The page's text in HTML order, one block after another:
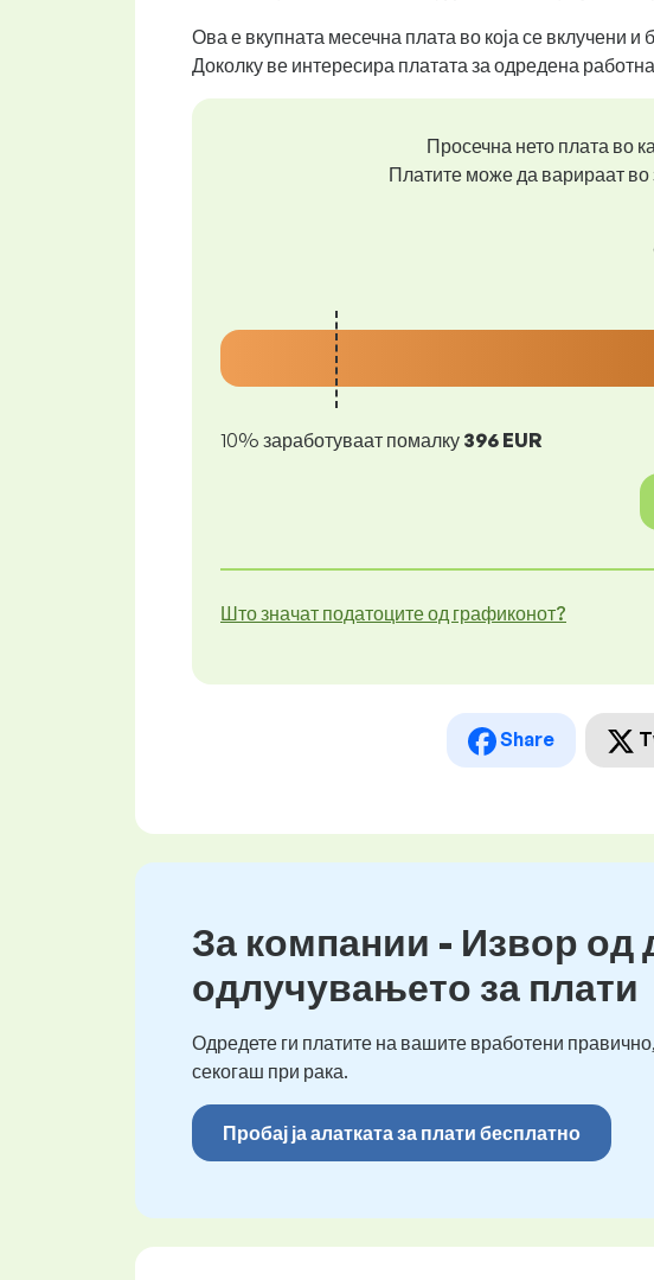
Ова е вкупната месечна плата во која се вклучени
Доколку ве интересира платата за одредена
Просечна нето плата во
Платите може да варираат во
10% заработуваат помалку 396 EUR
Што значат податоците од графиконот?
Share
За компании - Извор од
одлучувањето за плати
Одредете ги платите на вашите вработени
секогаш при рака.
Пробај ја алатката за плати бесплатно